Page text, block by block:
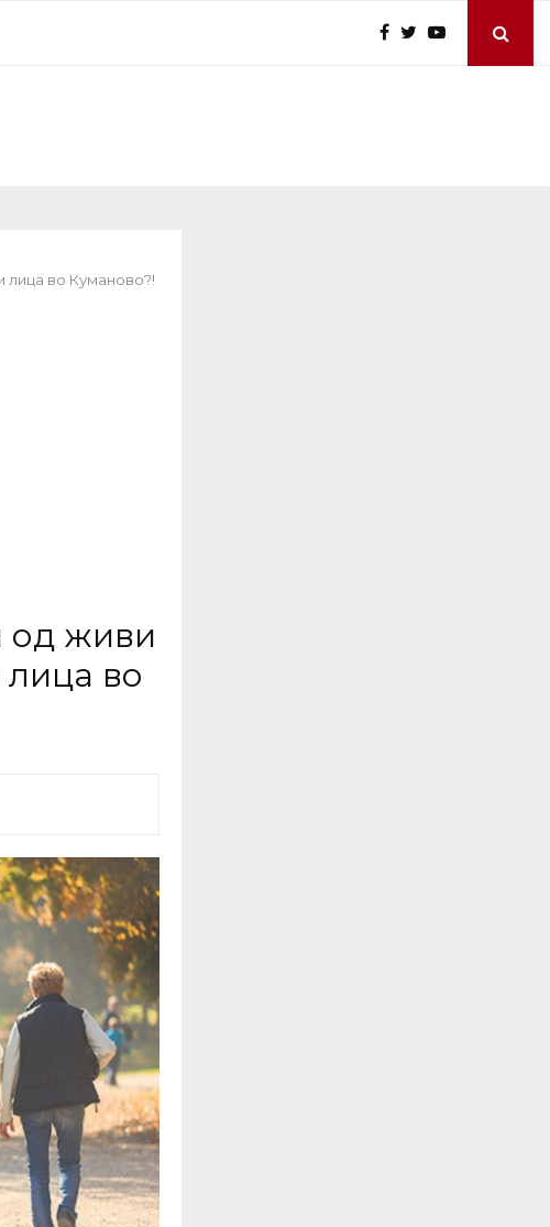
лица во Куманово?!
од живи
во